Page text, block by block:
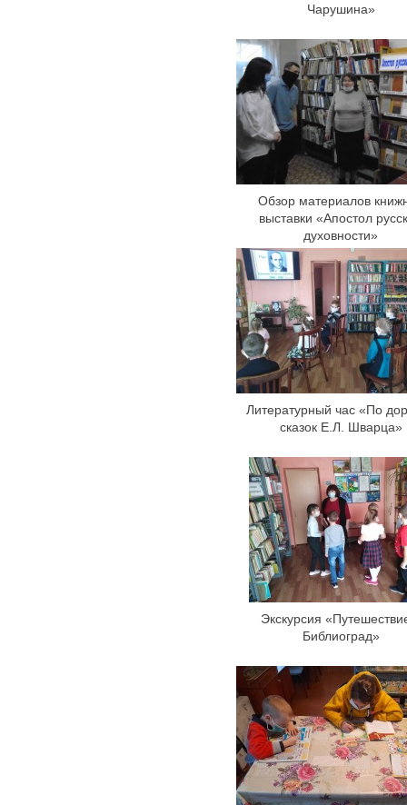
Чарушина»
Обзор материалов
выставки «Апостол
духовности»
Литературный час «По
сказок Е.Л. Шварца»
Экскурсия
Библиоград»